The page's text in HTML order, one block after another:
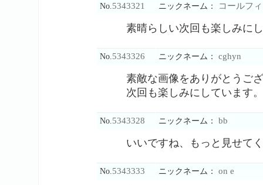
No. 5343321 ニックネーム： コールフ
素晴らしい次回も楽しみに
No. 5343326 ニックネーム： cghyn
素敵な画像をありがとうご
次回も楽しみにしています。
No. 5343328 ニックネーム： bb
いいですね、もっと見せて
No. 5343333 ニックネーム： on e